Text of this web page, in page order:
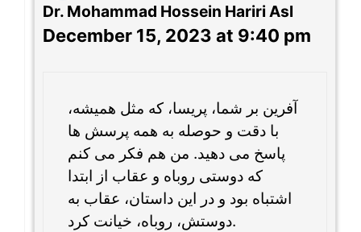
Dr. Mohammad Hossein Hariri Asl
December 15, 2023 at 9:40 pm
آفرین بر شما، پریسا، که مثل همیشه،
با دقت و حوصله به همه پرسش ها
پاسخ می دهید. من هم فکر می کنم
که دوستی روباه و عقاب از ابتدا
اشتباه بود و در این داستان، عقاب به
دوستش، روباه، خیانت کرد.